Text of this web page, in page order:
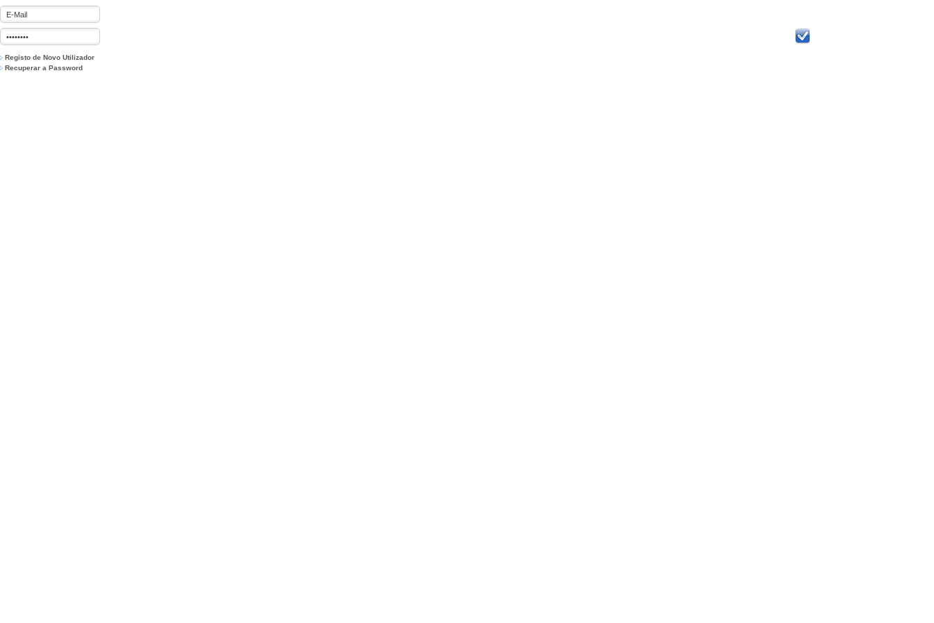
Registo de Novo Utilizador
Recuperar a Password